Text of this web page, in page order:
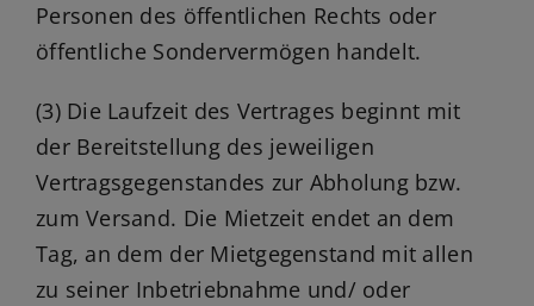
Personen des öffentlichen Rechts oder
öffentliche Sondervermögen handelt.
(3) Die Laufzeit des Vertrages beginnt mit
der Bereitstellung des jeweiligen
Vertragsgegenstandes zur Abholung bzw.
zum Versand. Die Mietzeit endet an dem
Tag, an dem der Mietgegenstand mit allen
zu seiner Inbetriebnahme und/ oder